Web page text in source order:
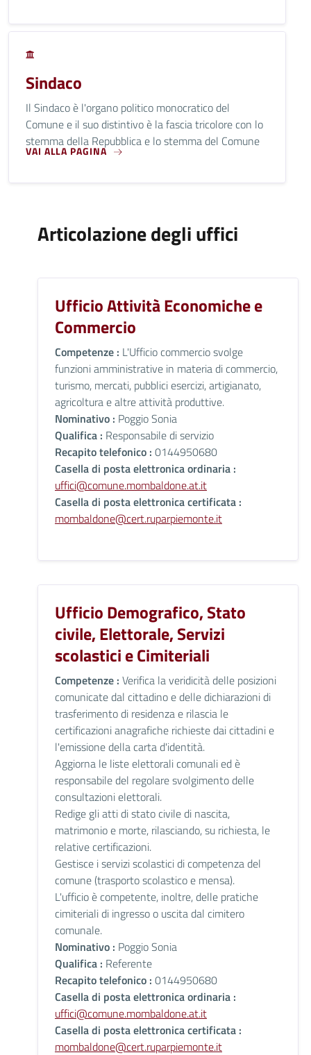
Sindaco
Il Sindaco è l'organo politico monocratico del
Comune e il suo distintivo è la fascia tricolore con lo
stemma della Repubblica e lo stemma del Comune
VAI ALLA PAGINA
Articolazione degli uffici
Ufficio Attività Economiche e
Commercio
Competenze : L'Ufficio commercio svolge
funzioni amministrative in materia di commercio,
turismo, mercati, pubblici esercizi, artigianato,
agricoltura e altre attività produttive.
Nominativo : Poggio Sonia
Qualifica : Responsabile di servizio
Recapito telefonico : 0144950680
Casella di posta elettronica ordinaria :
uffici@comune.mombaldone.at.it
Casella di posta elettronica certificata :
mombaldone@cert.ruparpiemonte.it
Ufficio Demografico, Stato
civile, Elettorale, Servizi
scolastici e Cimiteriali
Competenze : Verifica la veridicità delle posizioni
comunicate dal cittadino e delle dichiarazioni di
trasferimento di residenza e rilascia le
certificazioni anagrafiche richieste dai cittadini e
l'emissione della carta d'identità.
Aggiorna le liste elettorali comunali ed è
responsabile del regolare svolgimento delle
consultazioni elettorali.
Redige gli atti di stato civile di nascita,
matrimonio e morte, rilasciando, su richiesta, le
relative certificazioni.
Gestisce i servizi scolastici di competenza del
comune (trasporto scolastico e mensa).
L'ufficio è competente, inoltre, delle pratiche
cimiteriali di ingresso o uscita dal cimitero
comunale.
Nominativo : Poggio Sonia
Qualifica : Referente
Recapito telefonico : 0144950680
Casella di posta elettronica ordinaria :
uffici@comune.mombaldone.at.it
Casella di posta elettronica certificata :
mombaldone@cert.ruparpiemonte.it